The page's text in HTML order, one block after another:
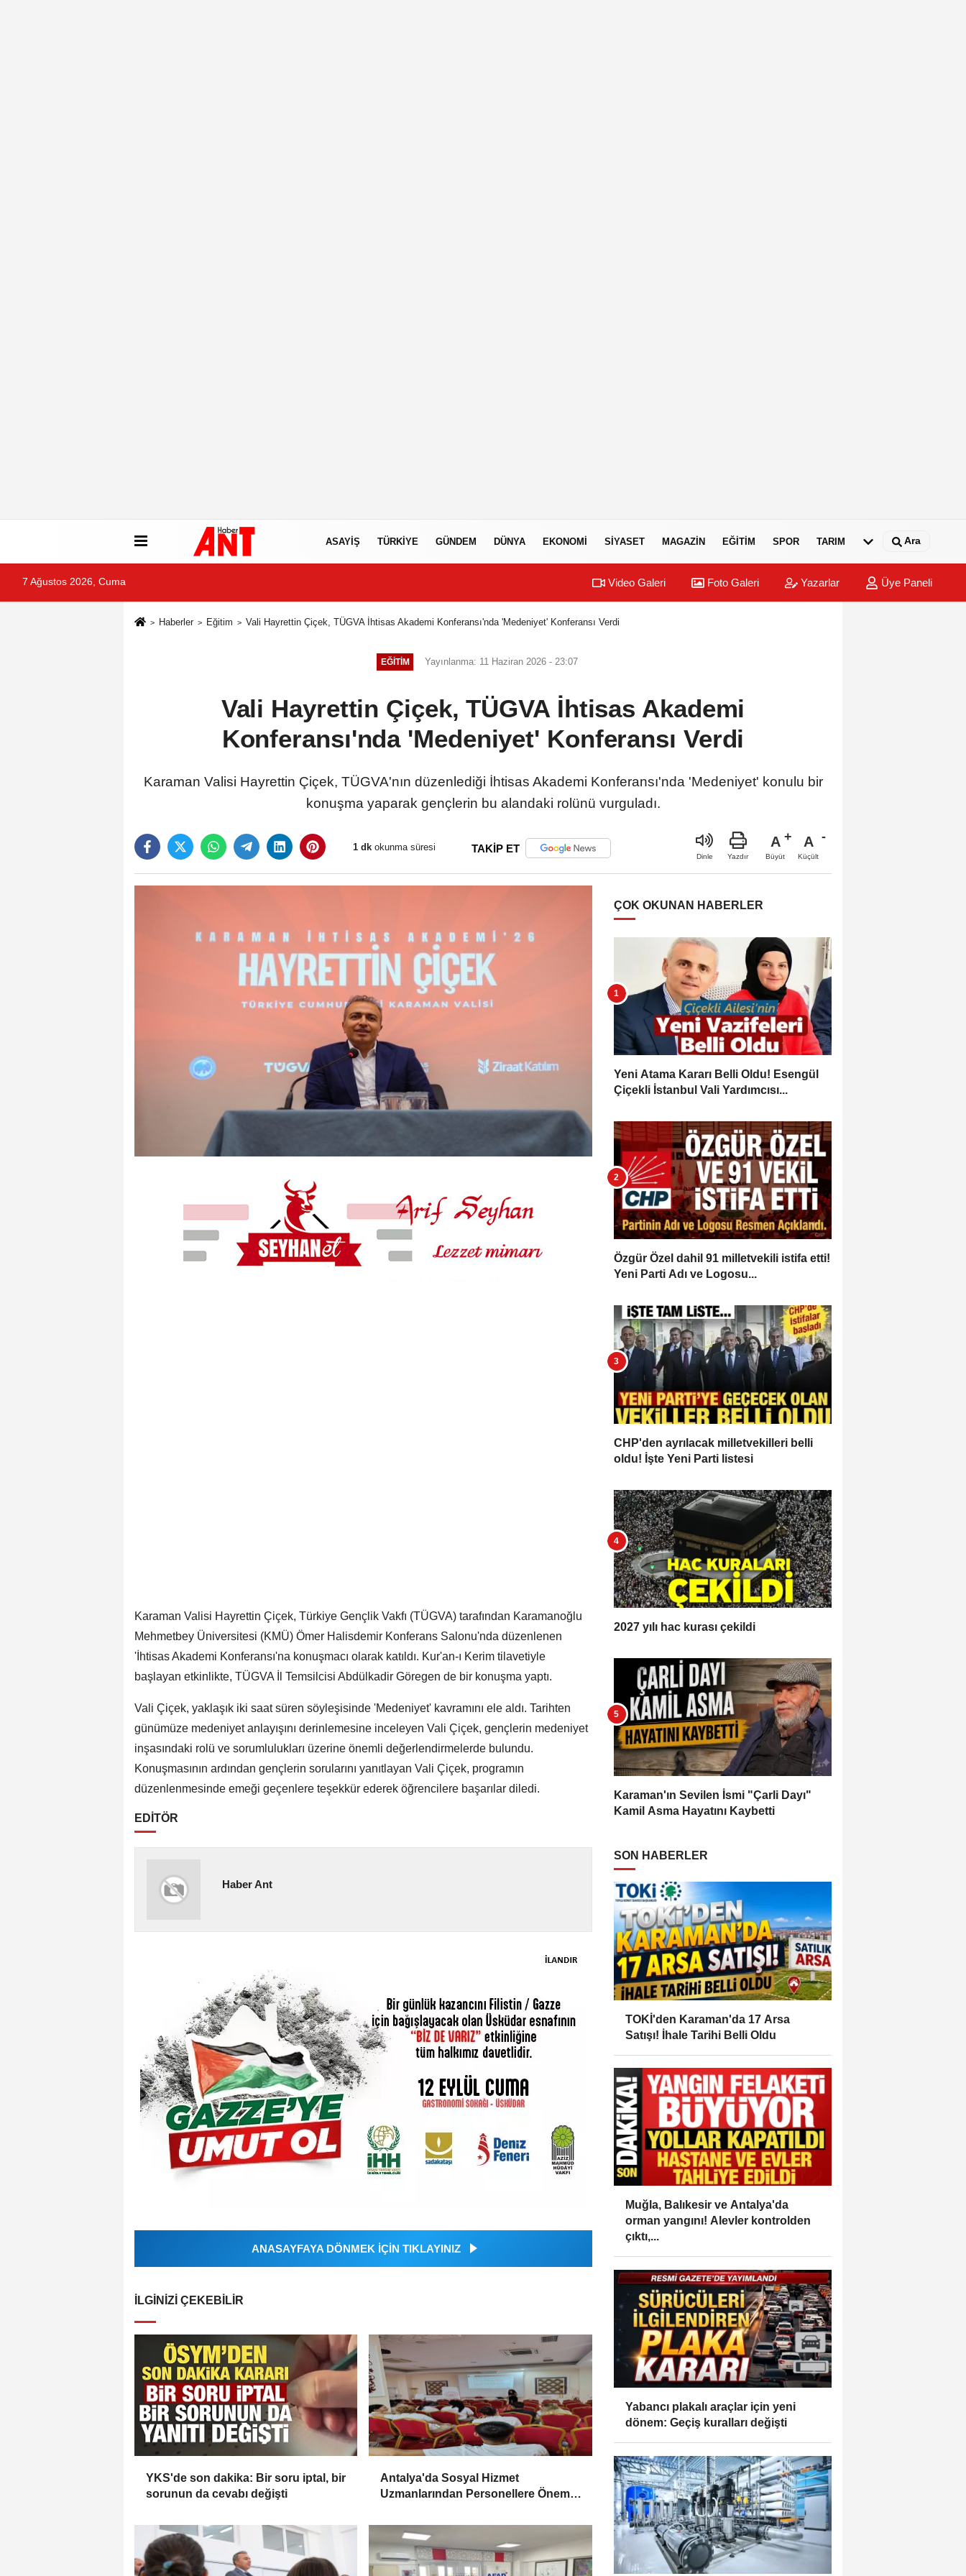
ASAYIŞ TÜRKIYE GÜNDEM DÜNYA EKONOMI SIYASET MAGAZIN EĞITIM SPOR TARIM Ara
7 Ağustos 2026, Cuma Video Galeri Foto Galeri Yazarlar Üye Paneli
Haberler Eğitim Vali Hayrettin Çiçek, TÜGVA İhtisas Akademi Konferansı'nda 'Medeniyet' Konferansı Verdi
EĞITIM Yayınlanma: 11 Haziran 2026 - 23:07
Vali Hayrettin Çiçek, TÜGVA İhtisas Akademi
Konferansı'nda 'Medeniyet' Konferansı Verdi
Karaman Valisi Hayrettin Çiçek, TÜGVA'nın düzenlediği İhtisas Akademi Konferansı'nda 'Medeniyet' konulu bir
konuşma yaparak gençlerin bu alandaki rolünü vurguladı.
1 dk okunma süresi TAKİP ET
Dinle Yazdır
A
Büyüt
A
Küçült
Karaman Valisi Hayrettin Çiçek, Türkiye Gençlik Vakfı (TÜGVA) tarafından Karamanoğlu
Mehmetbey Üniversitesi (KMÜ) Ömer Halisdemir Konferans Salonu'nda düzenlenen
'İhtisas Akademi Konferansı'na konuşmacı olarak katıldı. Kur'an-ı Kerim tilavetiyle
başlayan etkinlikte, TÜGVA İl Temsilcisi Abdülkadir Göregen de bir konuşma yaptı.
Vali Çiçek, yaklaşık iki saat süren söyleşisinde 'Medeniyet' kavramını ele aldı. Tarihten
günümüze medeniyet anlayışını derinlemesine inceleyen Vali Çiçek, gençlerin medeniyet
inşasındaki rolü ve sorumlulukları üzerine önemli değerlendirmelerde bulundu.
Konuşmasının ardından gençlerin sorularını yanıtlayan Vali Çiçek, programın
düzenlenmesinde emeği geçenlere teşekkür ederek öğrencilere başarılar diledi.
EDİTÖR
Haber Ant
ANASAYFAYA DÖNMEK İÇİN TIKLAYINIZ
İLGINIZI ÇEKEBILIR
YKS'de son dakika: Bir soru iptal, bir
sorunun da cevabı değişti
Antalya'da Sosyal Hizmet
Uzmanlarından Personellere Önemli
ÇOK OKUNAN HABERLER
Yeni Atama Kararı Belli Oldu! Esengül
Çiçekli İstanbul Vali Yardımcısı...
Özgür Özel dahil 91 milletvekili istifa etti!
Yeni Parti Adı ve Logosu...
CHP'den ayrılacak milletvekilleri belli
oldu! İşte Yeni Parti listesi
2027 yılı hac kurası çekildi
Karaman'ın Sevilen İsmi "Çarli Dayı"
Kamil Asma Hayatını Kaybetti
SON HABERLER
TOKİ'den Karaman'da 17 Arsa
Satışı! İhale Tarihi Belli Oldu
Muğla, Balıkesir ve Antalya'da
orman yangını! Alevler kontrolden
çıktı,...
Yabancı plakalı araçlar için yeni
dönem: Geçiş kuralları değişti